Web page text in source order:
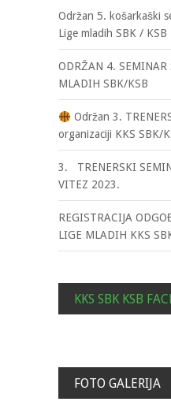
Održan 5. košarkaški
Lige mladih SBK /
ODRŽAN 4. SEMINAR
MLADIH SBK/KSB
Održan 3.
organizaciji KKS SBK/
3. TRENERSKI
VITEZ 2023.
REGISTRACIJA
LIGE MLADIH KKS
KKS SBK KSB
FOTO GALERIJA